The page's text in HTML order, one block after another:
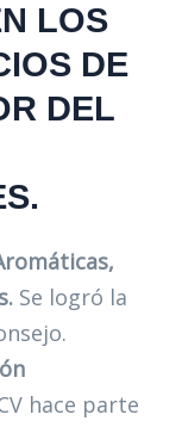
LOS
DE
DEL
Se logró la
hace parte